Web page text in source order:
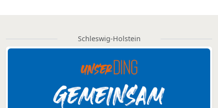
Schleswig-Holstein